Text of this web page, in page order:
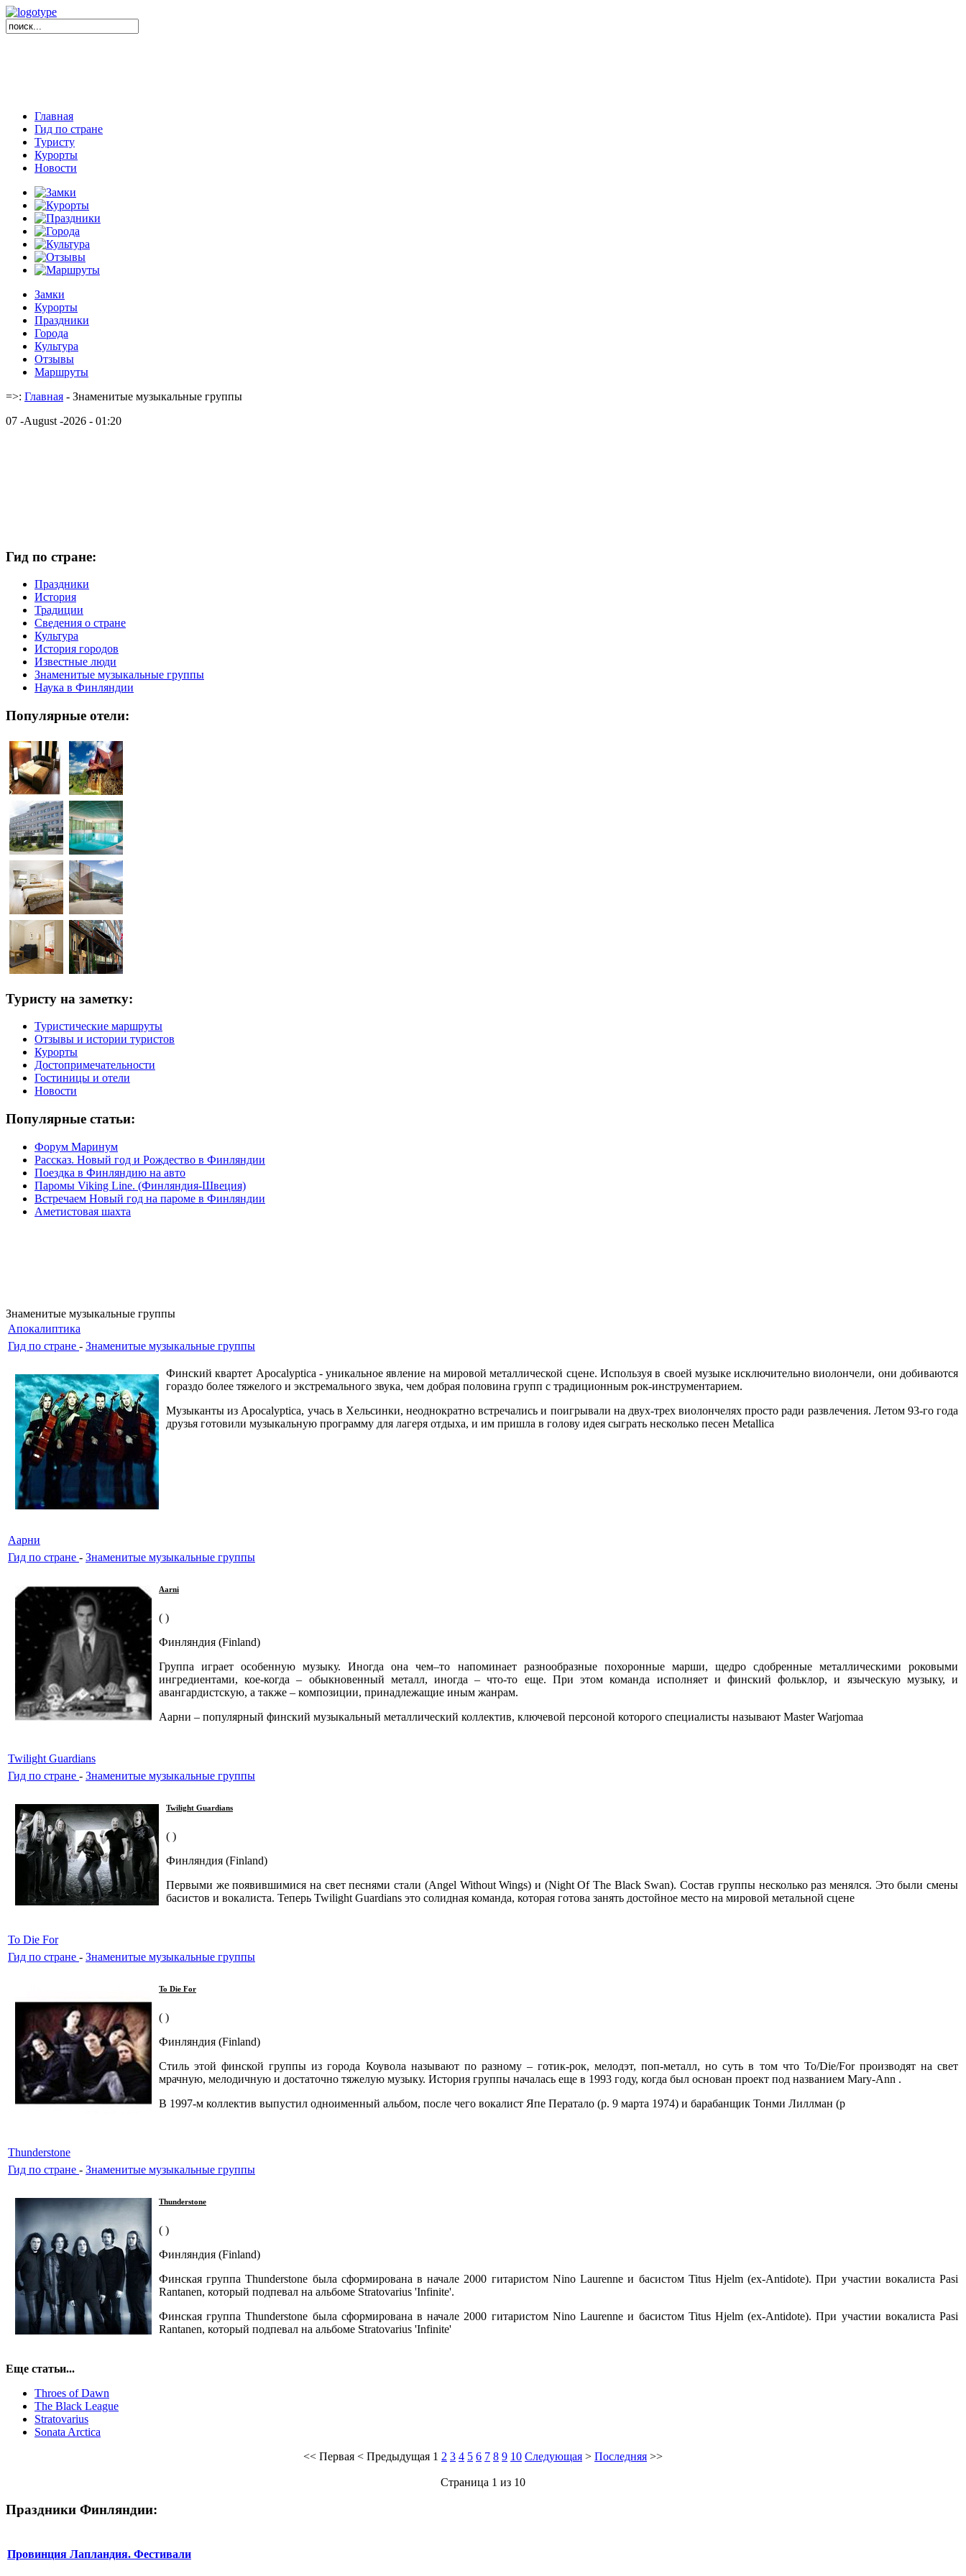
Главная
Гид по стране
Туристу
Курорты
Новости
Замки
Курорты
Праздники
Города
Культура
Отзывы
Маршруты
=>: Главная - Знаменитые музыкальные группы
07 -August -2026 - 01:20
Гид по стране:
Праздники
История
Традиции
Cведения о стране
Культура
История городов
Известные люди
Знаменитые музыкальные группы
Наука в Финляндии
Популярные отели:
Туристу на заметку:
Туристические маршруты
Отзывы и истории туристов
Курорты
Достопримечательности
Гостиницы и отели
Новости
Популярные статьи:
Форум Маринум
Рассказ. Новый год и Рождество в Финляндии
Поездка в Финляндию на авто
Паромы Viking Line. (Финляндия-Швеция)
Встречаем Новый год на пароме в Финляндии
Аметистовая шахта
Знаменитые музыкальные группы
Апокалиптика
Гид по стране - Знаменитые музыкальные группы
Финский квартет Apocalyptica - уникальное явление на мировой металлической сцене. Используя в своей музыке исключительно виолончели, они добиваются
гораздо более тяжелого и экстремального звука, чем добрая половина групп с традиционным рок-инструментарием.
Музыканты из Apocalyptica, учась в Хельсинки, неоднократно встречались и поигрывали на двух-трех виолончелях просто ради развлечения. Летом 93-го года
друзья готовили музыкальную программу для лагеря отдыха, и им пришла в голову идея сыграть несколько песен Metallica
Аарни
Гид по стране - Знаменитые музыкальные группы
Aarni
( )
Финляндия (Finland)
Группа играет особенную музыку. Иногда она чем–то напоминает разнообразные похоронные марши, щедро сдобренные металлическими роковыми
ингредиентами, кое-когда – обыкновенный металл, иногда – что-то еще. При этом команда исполняет и финский фольклор, и языческую музыку, и
авангардистскую, а также – композиции, принадлежащие иным жанрам.
Аарни – популярный финский музыкальный металлический коллектив, ключевой персоной которого специалисты называют Master Warjomaa
Twilight Guardians
Гид по стране - Знаменитые музыкальные группы
Twilight Guardians
( )
Финляндия (Finland)
Первыми же появившимися на свет песнями стали (Angel Without Wings) и (Night Of The Black Swan). Состав группы несколько раз менялся. Это были смены
басистов и вокалиста. Теперь Twilight Guardians это солидная команда, которая готова занять достойное место на мировой метальной сцене
To Die For
Гид по стране - Знаменитые музыкальные группы
To Die For
( )
Финляндия (Finland)
Стиль этой финской группы из города Коувола называют по разному – готик-рок, мелодэт, поп-металл, но суть в том что To/Die/For производят на свет
мрачную, мелодичную и достаточно тяжелую музыку. История группы началась еще в 1993 году, когда был основан проект под названием Mary-Ann .
В 1997-м коллектив выпустил одноименный альбом, после чего вокалист Япе Ператало (р. 9 марта 1974) и барабанщик Тонми Лиллман (р
Thunderstone
Гид по стране - Знаменитые музыкальные группы
Thunderstone
( )
Финляндия (Finland)
Финская группа Thunderstone была сформирована в начале 2000 гитаристом Nino Laurenne и басистом Titus Hjelm (ex-Antidote). При участии вокалиста Pasi
Rantanen, который подпевал на альбоме Stratovarius 'Infinite'.
Финская группа Thunderstone была сформирована в начале 2000 гитаристом Nino Laurenne и басистом Titus Hjelm (ex-Antidote). При участии вокалиста Pasi
Rantanen, который подпевал на альбоме Stratovarius 'Infinite'
Еще статьи...
Throes of Dawn
The Black League
Stratovarius
Sonata Arctica
<< Первая < Предыдущая 1 2 3 4 5 6 7 8 9 10 Следующая > Последняя >>
Страница 1 из 10
Праздники Финляндии:
Провинция Лапландия. Фестивали